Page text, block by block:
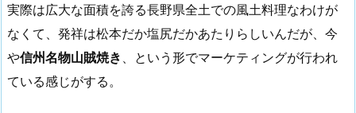
実際は広大な面積を誇る長野県全土での風土料理なわけが
なくて、発祥は松本だか塩尻だかあたりらしいんだが、今
や信州名物山賊焼き 、という形でマーケティングが行われ
ている感じがする。